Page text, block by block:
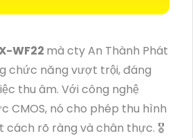
WF22 mà cty An Thành Phát
chức năng vượt trội, đáng
thu âm. Với công nghệ
CMOS, nó cho phép thu hình
cách rõ ràng và chân thực. 🎖️